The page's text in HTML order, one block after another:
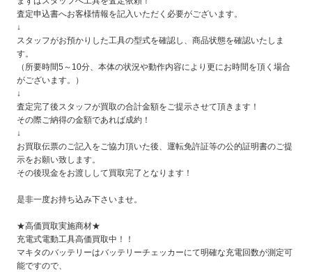
査定申込書へお客様情報を記入いただく必要がございます。
↓
スタッフがお預かりした工具の型式を確認し、商品状態を確認いたしま
す。
（所要時間5～10分、本体の状況や動作内容により更にお時間を頂く場合
がございます。）
↓
査定完了後スタッフが買取の合計金額をご提示させて頂きます！
その際ご納得の金額であれば成約！
↓
お買取伝票のご記入をご協力頂いた後、運転免許証等の公的証明書のご提
示をお願い致します。
その後現金をお渡しして買取完了となります！
是非一度お持ち込み下さいませ。
★高価買取実施商材★
充電式電動工具高価買取中！！
マキタのバッテリーはバッテリーチェッカーにて明確な充電回数が測定可
能ですので、